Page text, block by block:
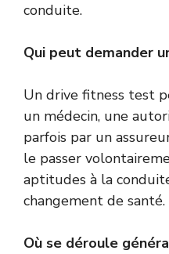
conduite.
Qui peut demander
Un drive fitness test
un médecin, une
parfois par un
le passer
aptitudes à la
changement de santé.
Où se déroule